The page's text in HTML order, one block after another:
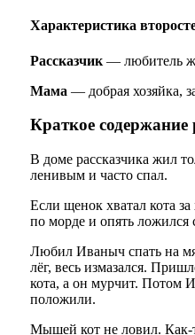
Характеристика
Рассказчик— любитель
Мама — добрая хозяйка,
Краткое
В доме рассказчика жил
ленивым и часто спал.
Если щенок хватал кота
по морде и опять ложился
Любил Иваныч спать на
лёг, весь измазался.
кота, а он мурчит. Потом
положили.
Мышей кот не ловил. Как-